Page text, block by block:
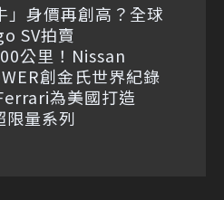
」身價再創高？全球
SV拍賣
公里！Nissan
創金氏世界紀錄
為美國打造
量系列